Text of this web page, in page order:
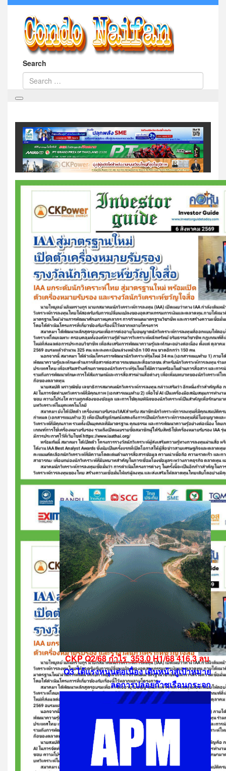
Search
CKP Q2/68กำไร 353.0H1/68416.3 ลบ.
.Q3 ได้แรงหนุนต่อเนื่องเดินหน้าสู่เป้าหมาย
ลดการปล่อยก๊าซเรือนกระจก